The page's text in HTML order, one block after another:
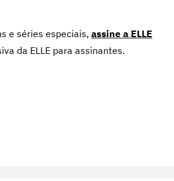
e séries especiais, assine a ELLE
da ELLE para assinantes.